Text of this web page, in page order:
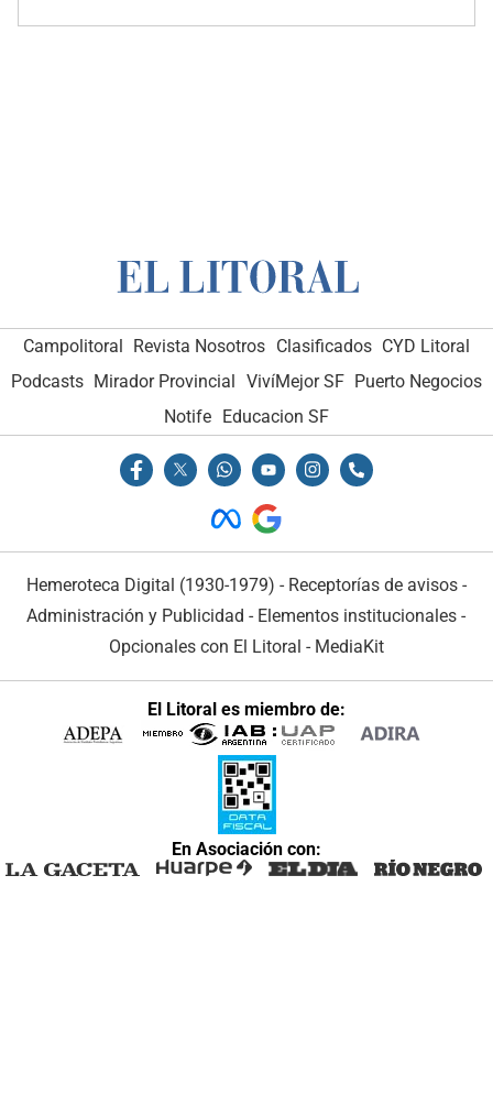
Campolitoral Revista Nosotros Clasificados CYD Litoral
Podcasts Mirador Provincial VivíMejor SF Puerto Negocios
Notife Educacion SF
Hemeroteca Digital (1930-1979) - Receptorías de avisos -
Administración y Publicidad - Elementos institucionales -
Opcionales con El Litoral - MediaKit
El Litoral es miembro de:
En Asociación con: